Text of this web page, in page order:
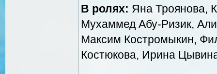
В ролях: Яна Троянова,
Мухаммед Абу-Ризик,
Максим Костромыкин,
Костюкова, Ирина